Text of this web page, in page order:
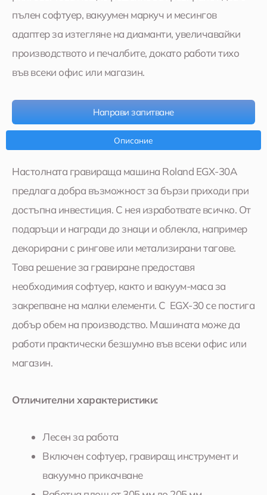
пълен софтуер, вакуумен маркуч и месингов
адаптер за изтегляне на диаманти, увеличавайки
производството и печалбите, докато работи тихо
във всеки офис или магазин.
Направи запитване
Описание
Настолната гравираща машина Roland EGX-30A
предлага добра възможност за бързи приходи при
достъпна инвестиция. С нея изработвате всичко. От
подаръци и награди до знаци и облекла, например
декорирани с рингове или метализирани тагове.
Това решение за гравиране предоставя
необходимия софтуер, както и вакуум-маса за
закрепване на малки елементи. С EGX-30 се постига
добър обем на производство. Машината може да
работи практически безшумно във всеки офис или
магазин.
Отличителни характеристики:
Лесен за работа
Включен софтуер, гравиращ инструмент и
вакуумно прикачване